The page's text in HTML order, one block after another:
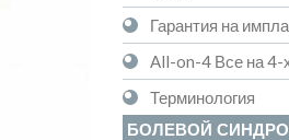
Гарантия на
All-on-4 Все на 4-
Терминология
БОЛЕВОЙ